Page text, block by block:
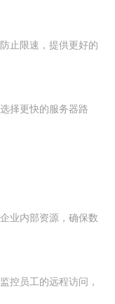
止限速，提供更好的
择更快的服务器路
业内部资源，确保数
控员工的远程访问，